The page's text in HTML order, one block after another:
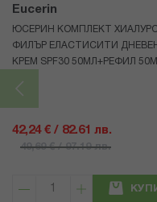
Eucerin
ЮСЕРИН КОМПЛЕКТ
ФИЛЪР ЕЛАСТИСИТИ
КРЕМ SPF30 50МЛ+РЕФИЛ
42,24 € / 82.61 лв.
49,69 € / 97.19 лв.